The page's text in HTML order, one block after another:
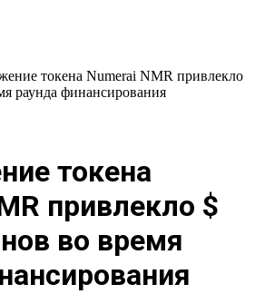
токена Numerai NMR привлекло
раунда финансирования
токена
привлекло $
во время